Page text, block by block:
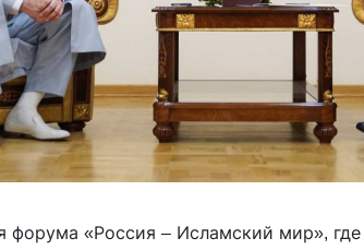
форума «Россия – Исламский мир»,